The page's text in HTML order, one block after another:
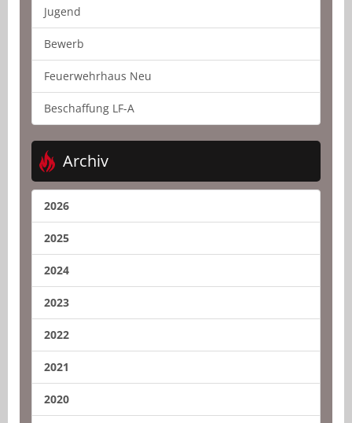
Jugend
Bewerb
Feuerwehrhaus Neu
Beschaffung LF-A
Archiv
2026
2025
2024
2023
2022
2021
2020